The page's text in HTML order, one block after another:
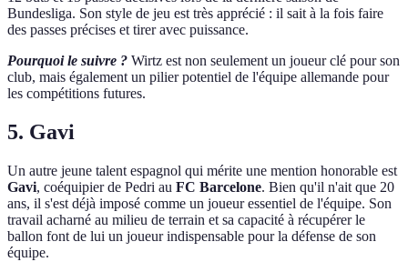
Bundesliga. Son style de jeu est très apprécié : il sait à la fois faire
des passes précises et tirer avec puissance.
Pourquoi le suivre ? Wirtz est non seulement un joueur clé pour son
club, mais également un pilier potentiel de l'équipe allemande pour
les compétitions futures.
5. Gavi
Un autre jeune talent espagnol qui mérite une mention honorable est
Gavi, coéquipier de Pedri au FC Barcelone. Bien qu'il n'ait que 20
ans, il s'est déjà imposé comme un joueur essentiel de l'équipe. Son
travail acharné au milieu de terrain et sa capacité à récupérer le
ballon font de lui un joueur indispensable pour la défense de son
équipe.